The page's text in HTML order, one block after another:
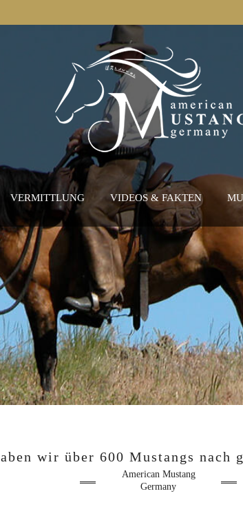
VERMITTLUNG VIDEOS & FAKTEN
wir über 600 Mustangs nach
American Mustang
Germany